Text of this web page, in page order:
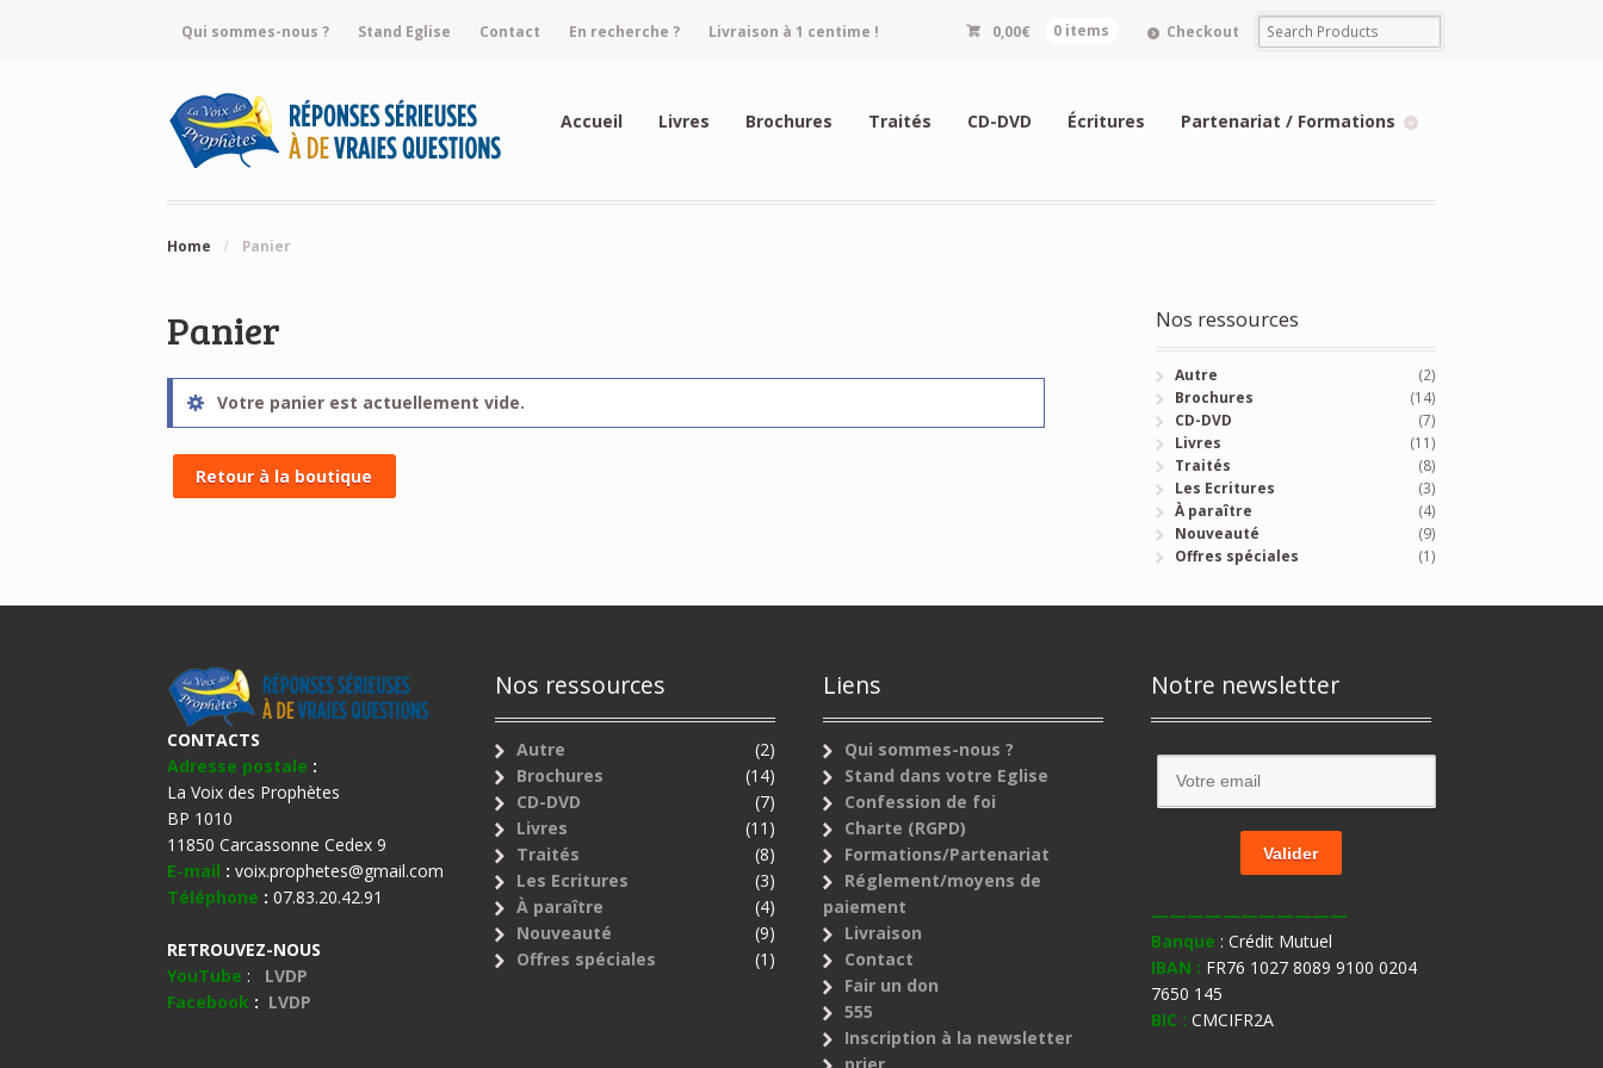
Qui sommes-nous ? Stand Eglise Contact En recherche ? Livraison à 1 centime ! 0,00€ 0 items Checkout
Accueil Livres Brochures Traités CD-DVD Écritures Partenariat / Formations
Home / Panier
Panier
Votre panier est actuellement vide.
Retour à la boutique
Nos ressources
Autre
(2)
Brochures
(14)
CD-DVD
(7)
Livres
(11)
Traités
(8)
Les Ecritures
(3)
À paraître
(4)
Nouveauté
(9)
Offres spéciales
(1)
CONTACTS
Adresse postale :
La Voix des Prophètes
BP 1010
11850 Carcassonne Cedex 9
E-mail :voix.prophetes@gmail.com
Téléphone : 07.83.20.42.91
RETROUVEZ-NOUS
YouTube :
LVDP
Facebook : LVDP
Nos ressources
Autre
(2)
Brochures
(14)
CD-DVD
(7)
Livres
(11)
Traités
(8)
Les Ecritures
(3)
À paraître
(4)
Nouveauté
(9)
Offres spéciales
(1)
Liens
Qui sommes-nous ?
Stand dans votre Eglise
Confession de foi
Charte (RGPD)
Formations/Partenariat
Réglement/moyens de
paiement
Livraison
Contact
Fair un don
555
Inscription à la newsletter
prier
Notre newsletter
———————————
Banque : Crédit Mutuel
IBAN : FR76 1027 8089 9100 0204
7650 145
BIC : CMCIFR2A